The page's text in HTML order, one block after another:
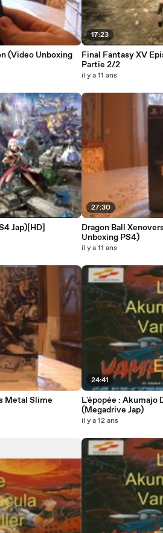
(Video Unboxing
Jap)[HD]
Metal Slime
17:23
Final Fantasy XV
Partie 2/2
il y a 11 ans
27:30
Dragon Ball
Unboxing PS4)
il y a 11 ans
24:41
L'épopée : Akumajo
(Megadrive Jap)
il y a 12 ans